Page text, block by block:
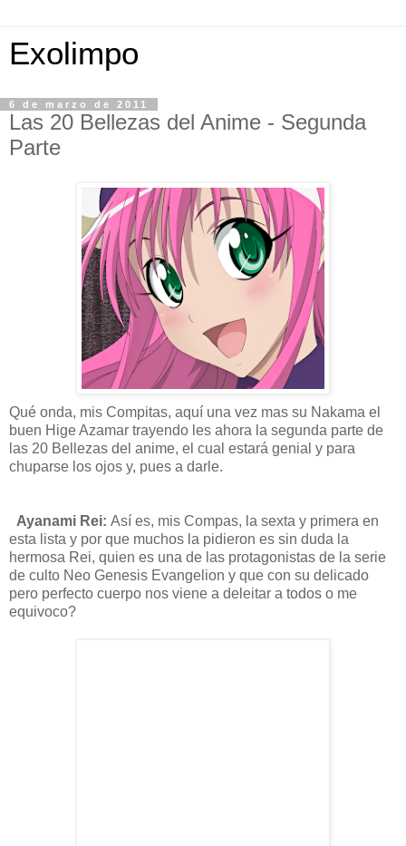
Exolimpo
6 de marzo de 2011
Las 20 Bellezas del Anime - Segunda
Parte
Qué onda, mis Compitas, aquí una vez mas su Nakama el
buen HigeAzamar trayendo les ahora la segunda parte de
las 20 Bellezas del anime, el cual estará genial y para
chuparse los ojos y, pues a darle.
Ayanami Rei: Así es, mis Compas, la sexta y primera en
esta lista y por que muchos la pidieron es sin duda la
hermosa Rei, quien es una de las protagonistas de la serie
de culto Neo Genesis Evangelion y que con su delicado
pero perfecto cuerpo nos viene a deleitar a todos o me
equivoco?